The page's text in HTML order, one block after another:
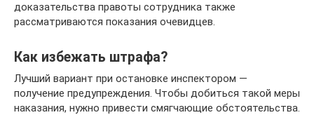
доказательства правоты сотрудника также
рассматриваются показания очевидцев.
Как избежать штрафа?
Лучший вариант при остановке инспектором —
получение предупреждения. Чтобы добиться такой меры
наказания, нужно привести смягчающие обстоятельства.